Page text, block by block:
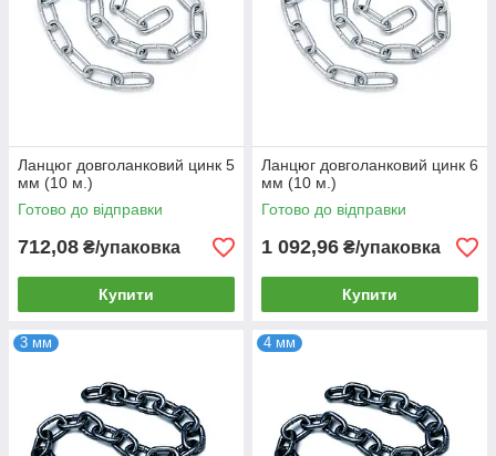
Ланцюг довголанковий цинк 5
мм (10 м.)
Готово до відправки
712,08 ₴/упаковка
Купити
Ланцюг довголанковий цинк 6
мм (10 м.)
Готово до відправки
1 092,96 ₴/упаковка
Купити
3 мм 4 мм